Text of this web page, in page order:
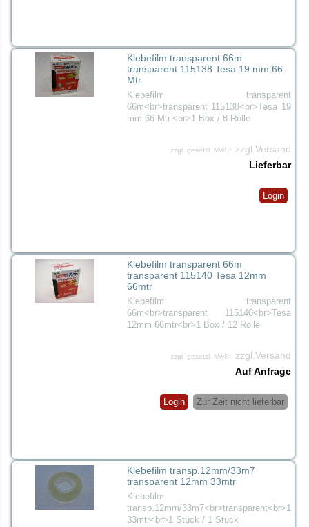
Klebefilm transparent 66m
transparent 115138 Tesa 19 mm 66
Mtr.
Klebefilm transparent
66m<br>transparent 115138<br>Tesa 19
mm 66 Mtr.<br>1 Box / 8 Rolle
zzgl. gesetzl. MwSt.
zzgl.Versand
Lieferbar
Login
Klebefilm transparent 66m
transparent 115140 Tesa 12mm
66mtr
Klebefilm transparent
66m<br>transparent 115140<br>Tesa
12mm 66mtr<br>1 Box / 12 Rolle
zzgl. gesetzl. MwSt.
zzgl.Versand
Auf Anfrage
Zur Zeit nicht lieferbar
Login
Klebefilm transp.12mm/33m7
transparent 12mm 33mtr
Klebefilm
transp.12mm/
33mtr<br>1 Stück / 1 Stück